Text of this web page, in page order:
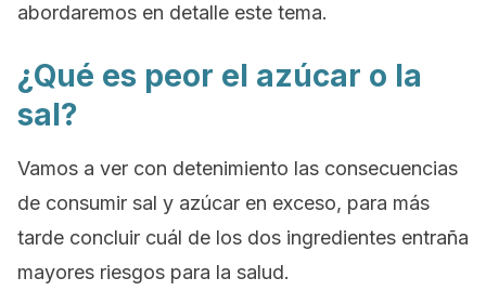
abordaremos en detalle este tema.
¿Qué es peor el azúcar o la
sal?
Vamos a ver con detenimiento las consecuencias
de consumir sal y azúcar en exceso, para más
tarde concluir cuál de los dos ingredientes entraña
mayores riesgos para la salud.